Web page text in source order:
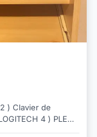
) Clavier de